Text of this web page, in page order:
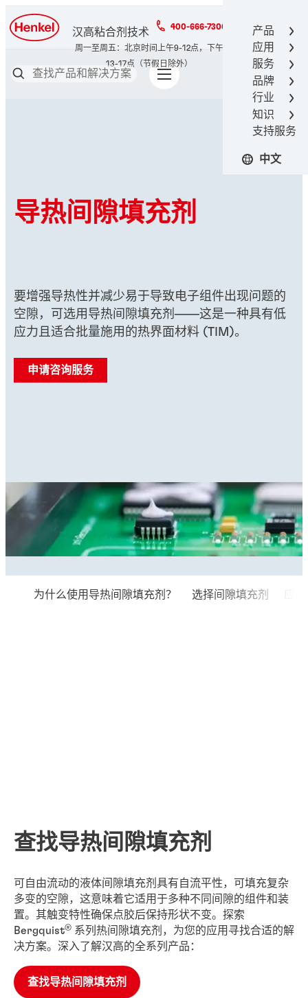
产品
应用
服务
品牌
行业
知识
支持服务
中文
汉高粘合剂技术 400-666-7306
导热间隙填充剂
要增强导热性并减少易于导致电子组件出现问题的
空隙，可选用导热间隙填充剂——这是一种具有低
应力且适合批量施用的热界面材料 (TIM)。
申请咨询服务
为什么使用导热间隙填充剂？ 选择间隙填充剂
查找导热间隙填充剂
可自由流动的液体间隙填充剂具有自流平性，可填充复杂
多变的空隙，这意味着它适用于多种不同间隙的组件和装
置。其触变特性确保点胶后保持形状不变。探索
Bergquist® 系列热间隙填充剂，为您的应用寻找合适的解
决方案。深入了解汉高的全系列产品：
查找导热间隙填充剂